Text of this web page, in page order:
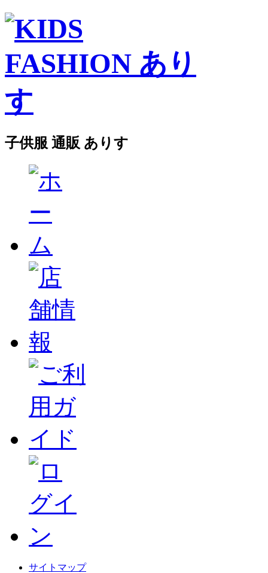
子供服 通販 ありす
サイトマップ